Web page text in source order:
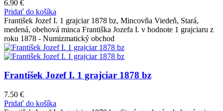
6.90 €
Pridať do košíka
František Jozef I. 1 grajciar 1878 bz, Mincovňa Viedeň, Stará,
medená, obehová minca Františka Jozefa I. v hodnote 1 grajciaru z
roku 1878 - Numizmatický obchod
František Jozef I. 1 grajciar 1878 bz
7.50 €
Pridať do košíka